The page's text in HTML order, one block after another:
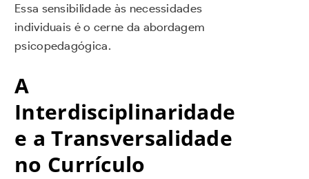
Essa sensibilidade às necessidades
individuais é o cerne da abordagem
psicopedagógica.
A
Interdisciplinaridade
e a Transversalidade
no Currículo